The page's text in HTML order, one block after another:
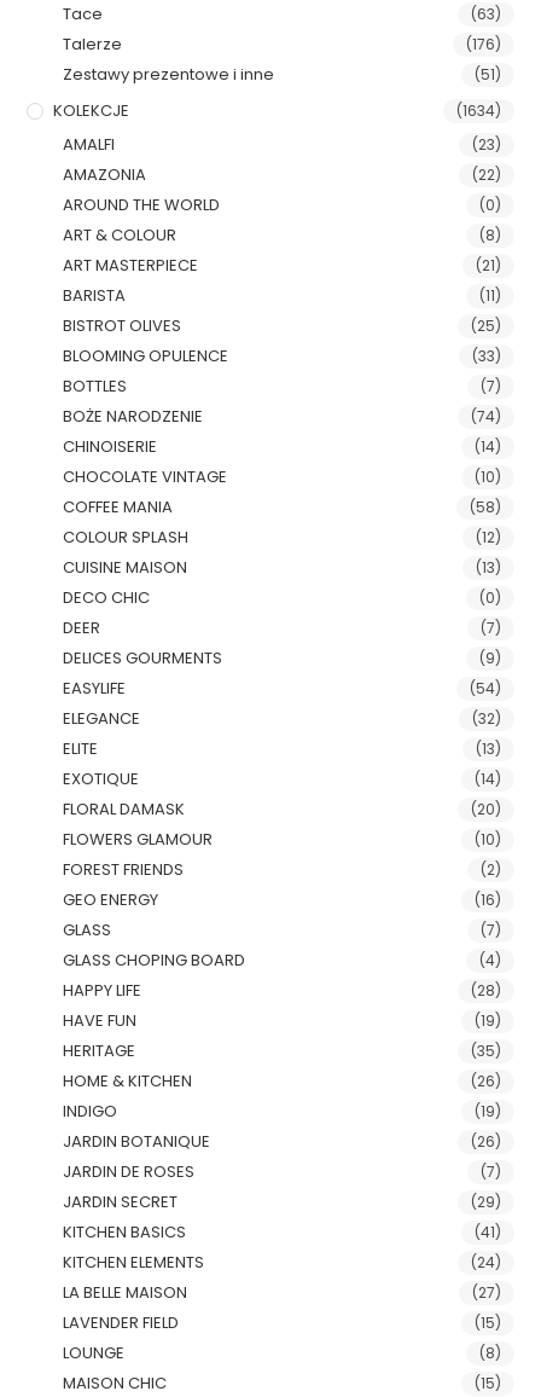
Tace (63)
Talerze (176)
Zestawy prezentowe i inne (51)
KOLEKCJE (1634)
AMALFI (23)
AMAZONIA (22)
AROUND THE WORLD (0)
ART & COLOUR (8)
ART MASTERPIECE (21)
BARISTA (11)
BISTROT OLIVES (25)
BLOOMING OPULENCE (33)
BOTTLES (7)
BOŻE NARODZENIE (74)
CHINOISERIE (14)
CHOCOLATE VINTAGE (10)
COFFEE MANIA (58)
COLOUR SPLASH (12)
CUISINE MAISON (13)
DECO CHIC (0)
DEER (7)
DELICES GOURMENTS (9)
EASYLIFE (54)
ELEGANCE (32)
ELITE (13)
EXOTIQUE (14)
FLORAL DAMASK (20)
FLOWERS GLAMOUR (10)
FOREST FRIENDS (2)
GEO ENERGY (16)
GLASS (7)
GLASS CHOPING BOARD (4)
HAPPY LIFE (28)
HAVE FUN (19)
HERITAGE (35)
HOME & KITCHEN (26)
INDIGO (19)
JARDIN BOTANIQUE (26)
JARDIN DE ROSES (7)
JARDIN SECRET (29)
KITCHEN BASICS (41)
KITCHEN ELEMENTS (24)
LA BELLE MAISON (27)
LAVENDER FIELD (15)
LOUNGE (8)
MAISON CHIC (15)